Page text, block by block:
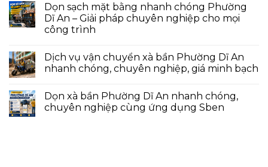
Dọn sạch mặt bằng nhanh chóng Phường
Dĩ An – Giải pháp chuyên nghiệp cho mọi
công trình
Dịch vụ vận chuyển xà bần Phường Dĩ An
nhanh chóng, chuyên nghiệp, giá minh bạch
Dọn xà bần Phường Dĩ An nhanh chóng,
chuyên nghiệp cùng ứng dụng Sben